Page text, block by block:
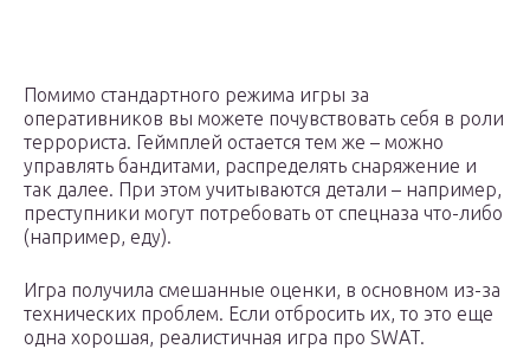
Помимо стандартного режима игры за
оперативников вы можете почувствовать себя в роли
террориста. Геймплей остается тем же – можно
управлять бандитами, распределять снаряжение и
так далее. При этом учитываются детали – например,
преступники могут потребовать от спецназа что-либо
(например, еду).
Игра получила смешанные оценки, в основном из-за
технических проблем. Если отбросить их, то это еще
одна хорошая, реалистичная игра про SWAT.